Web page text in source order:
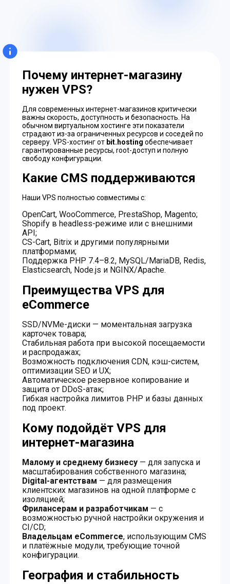
Почему интернет-магазину
нужен VPS?
Для современных интернет-магазинов критически
важны скорость, доступность и безопасность. На
обычном виртуальном хостинге эти показатели
страдают из-за ограниченных ресурсов и соседей по
серверу. VPS-хостинг от bit.hosting обеспечивает
гарантированные ресурсы, root-доступ и полную
свободу конфигурации.
Какие CMS поддерживаются
Наши VPS полностью совместимы с:
OpenCart, WooCommerce, PrestaShop, Magento;
Shopify в headless-режиме или с внешними
API;
CS-Cart, Bitrix и другими популярными
платформами;
Поддержка PHP 7.4–8.2, MySQL/MariaDB, Redis,
Elasticsearch, Node.js и NGINX/Apache.
Преимущества VPS для
eCommerce
SSD/NVMe-диски — моментальная загрузка
карточек товара;
Стабильная работа при высокой посещаемости
и распродажах;
Возможность подключения CDN, кэш-систем,
оптимизации SEO и UX;
Автоматическое резервное копирование и
защита от DDoS-атак;
Гибкая настройка лимитов PHP и базы данных
под проект.
Кому подойдёт VPS для
интернет-магазина
Малому и среднему бизнесу — для запуска и
масштабирования собственного магазина;
Digital-агентствам — для размещения
клиентских магазинов на одной платформе с
изоляцией;
Фрилансерам и разработчикам — с
возможностью ручной настройки окружения и
CI/CD;
Владельцам eCommerce, использующим CMS
и платёжные модули, требующие точной
конфигурации.
География и стабильность